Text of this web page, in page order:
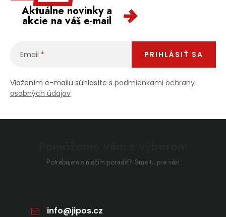
Aktuálne novinky a
akcie na váš e-mail
Email
Vložením e-mailu súhlasíte s podmienkami ochrany
osobných údajov
PRIHLÁSIŤ SA
Potrebujete s niečím poradiť? Sme tu pre vás!
info@jipos.cz